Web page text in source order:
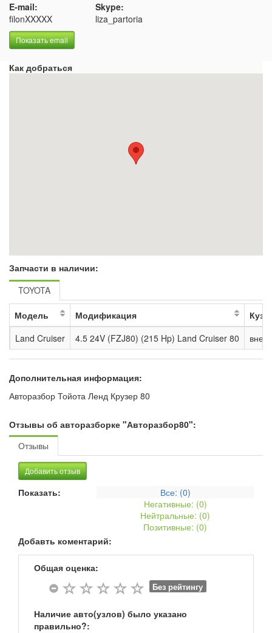
E-mail:
filonXXXXX
Показать email
Skype:
liza_partoria
Как добраться
Запчасти в наличии:
TOYOTA
Модель Модификация
Land Cruiser
4.5 24V (FZJ80) (215 Hp) Land Cruiser 80
Дополнительная информация:
Авторазбор Тойота Ленд Крузер 80
Отзывы об авторазборке "Авторазбор80":
Отзывы
Добавить отзыв
Показать: Все: (0)
Негативные: (0)
Нейтральные: (0)
Позитивные: (0)
Добавть коментарий:
Общая оценка:
Без рейтингу
Наличие авто(узлов) было указано
правильно?: